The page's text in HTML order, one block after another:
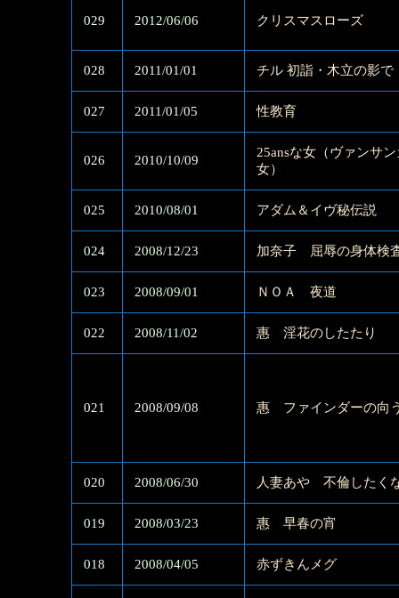
029 2012/06/06 クリスマスローズ
028 2011/01/01 チル 初詣・木立の影で
027 2011/01/05 性教育
026 2010/10/09
25ansな女（ヴァンサ
女）
025 2010/08/01 アダム＆イヴ秘伝説
024 2008/12/23 加奈子 屈辱の身体検
023 2008/09/01 ＮＯＡ 夜道
022 2008/11/02 惠 淫花のしたたり
021 2008/09/08 惠 ファインダーの向
020 2008/06/30 人妻あや 不倫したく
019 2008/03/23 惠 早春の宵
018 2008/04/05 赤ずきんメグ